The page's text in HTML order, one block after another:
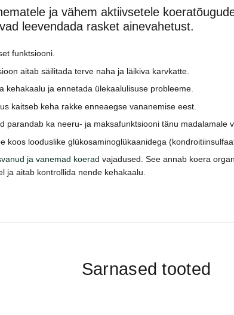
ja vähem aktiivsetele
leevendada rasket ainevahetust.
funktsiooni.
aitab säilitada terve naha ja läikiva karvkatte.
ja ennetada ülekaalulisuse probleeme.
kaitseb keha rakke enneaegse vananemise eest.
parandab ka neeru- ja maksafunktsiooni tänu madalamale
koos looduslike glükosaminoglükaanidega
ja vanemad koerad vajadused. See annab koera
ja aitab kontrollida nende kehakaalu.
Sarnased tooted